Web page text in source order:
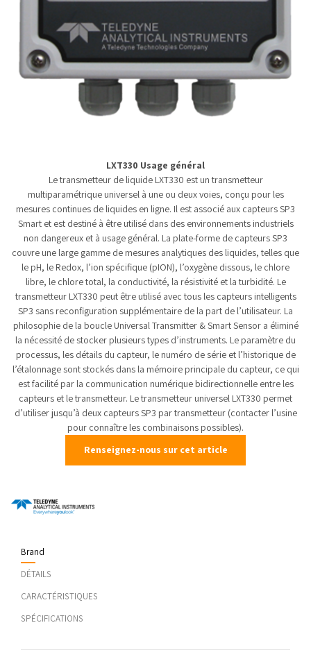
LXT330 Usage général
Le transmetteur de liquide LXT330 est un transmetteur
multiparamétrique universel à une ou deux voies, conçu pour les
mesures continues de liquides en ligne. Il est associé aux capteurs SP3
Smart et est destiné à être utilisé dans des environnements industriels
non dangereux et à usage général. La plate-forme de capteurs SP3
couvre une large gamme de mesures analytiques des liquides, telles que
le pH, le Redox, l’ion spécifique (pION), l’oxygène dissous, le chlore
libre, le chlore total, la conductivité, la résistivité et la turbidité. Le
transmetteur LXT330 peut être utilisé avec tous les capteurs intelligents
SP3 sans reconfiguration supplémentaire de la part de l’utilisateur. La
philosophie de la boucle Universal Transmitter & Smart Sensor a éliminé
la nécessité de stocker plusieurs types d’instruments. Le paramètre du
processus, les détails du capteur, le numéro de série et l’historique de
l’étalonnage sont stockés dans la mémoire principale du capteur, ce qui
est facilité par la communication numérique bidirectionnelle entre les
capteurs et le transmetteur. Le transmetteur universel LXT330 permet
d’utiliser jusqu’à deux capteurs SP3 par transmetteur (contacter l’usine
pour connaître les combinaisons possibles).
Renseignez-nous sur cet article
Brand
DÉTAILS
CARACTÉRISTIQUES
SPÉCIFICATIONS